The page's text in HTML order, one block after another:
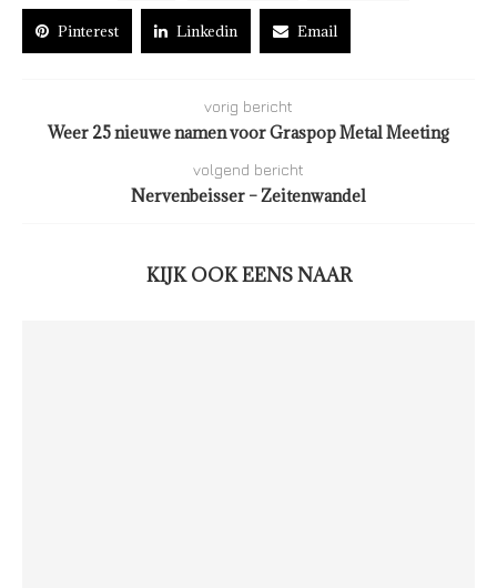
Pinterest Linkedin Email
vorig bericht
Weer 25 nieuwe namen voor Graspop Metal Meeting
volgend bericht
Nervenbeisser – Zeitenwandel
KIJK OOK EENS NAAR